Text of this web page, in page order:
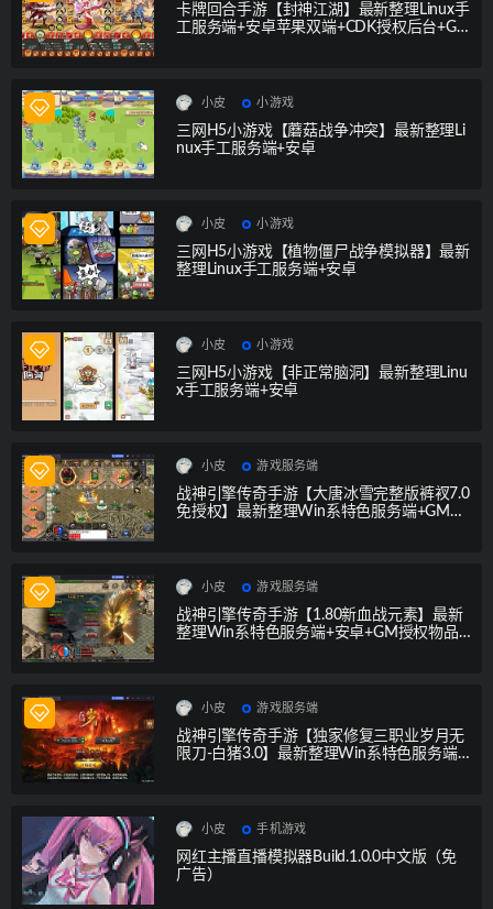
卡牌回合手游【封神江湖】最新整理Linux手
工服务端+安卓苹果双端+CDK授权后台+GM
小皮 小游戏
三网H5小游戏【蘑菇战争冲突】最新整理Li
nux手工服务端+安卓
小皮 小游戏
三网H5小游戏【植物僵尸战争模拟器】最新
整理Linux手工服务端+安卓
小皮 小游戏
三网H5小游戏【非正常脑洞】最新整理Linu
x手工服务端+安卓
小皮 游戏服务端
战神引擎传奇手游【大唐冰雪完整版裤衩7.0
免授权】最新整理Win系特色服务端+GM授
小皮 游戏服务端
战神引擎传奇手游【1.80新血战元素】最新
整理Win系特色服务端+安卓+GM授权物品
小皮 游戏服务端
战神引擎传奇手游【独家修复三职业岁月无
限刀-白猪3.0】最新整理Win系特色服务端
小皮 手机游戏
网红主播直播模拟器Build.1.0.0中文版（免
广告）